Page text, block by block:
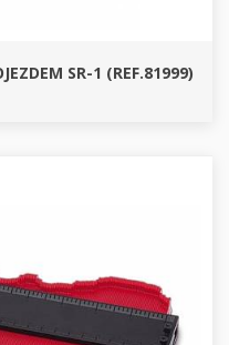
SR-1 (REF.81999)